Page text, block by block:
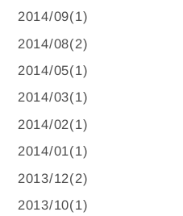
2014/09(1)
2014/08(2)
2014/05(1)
2014/03(1)
2014/02(1)
2014/01(1)
2013/12(2)
2013/10(1)